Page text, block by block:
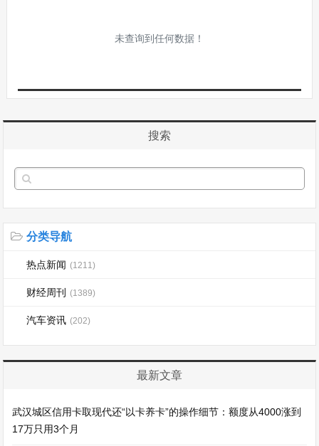
未查询到任何数据！
搜索
分类导航
热点新闻 (1211)
财经周刊 (1389)
汽车资讯 (202)
最新文章
武汉城区信用卡取现代还“以卡养卡”的操作细节：额度从4000涨到
17万只用3个月